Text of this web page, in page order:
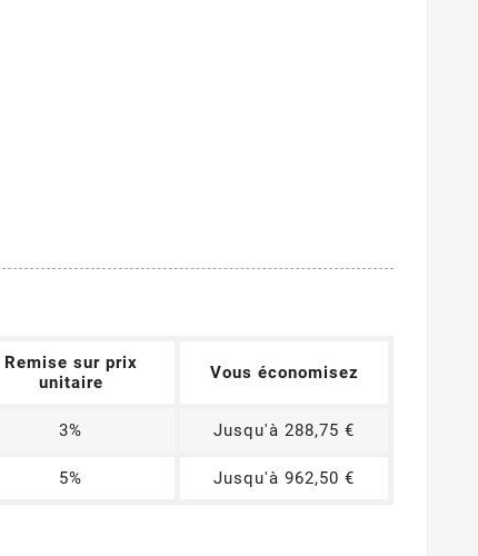
Remise sur prix
unitaire
Vous économisez
3% Jusqu'à 288,75 €
5% Jusqu'à 962,50 €